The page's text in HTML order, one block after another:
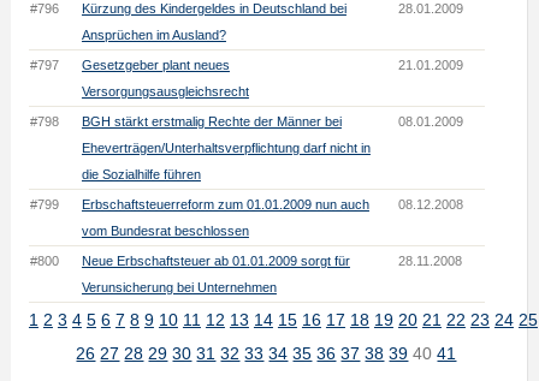
#796
Kürzung des Kindergeldes in Deutschland bei
Ansprüchen im Ausland?
28.01.2009
#797
Gesetzgeber plant neues
Versorgungsausgleichsrecht
21.01.2009
#798
BGH stärkt erstmalig Rechte der Männer bei
Eheverträgen/Unterhaltsverpflichtung darf nicht in
die Sozialhilfe führen
08.01.2009
#799
Erbschaftsteuerreform zum 01.01.2009 nun auch
vom Bundesrat beschlossen
08.12.2008
#800
Neue Erbschaftsteuer ab 01.01.2009 sorgt für
Verunsicherung bei Unternehmen
28.11.2008
1 2 3 4 5 6 7 8 9 10 11 12 13 14 15 16 17 18 19 20 21 22 23 24 25
26 27 28 29 30 31 32 33 34 35 36 37 38 39 4041